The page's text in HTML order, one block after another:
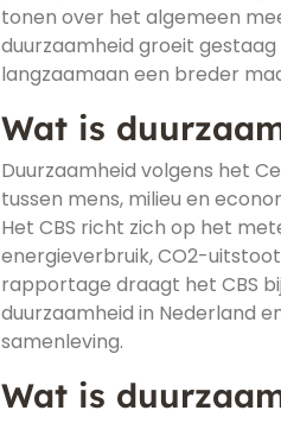
tonen over het algemeen
duurzaamheid groeit
langzaamaan een breder
Wat is
Duurzaamheid volgens het
tussen mens, milieu en
Het CBS richt zich op het
energieverbruik, CO2-
rapportage draagt het CBS
duurzaamheid in Nederland
samenleving.
Wat is